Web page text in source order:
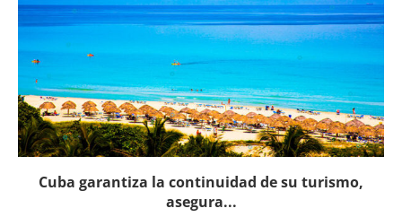
Cuba garantiza la continuidad de su turismo,
asegura...